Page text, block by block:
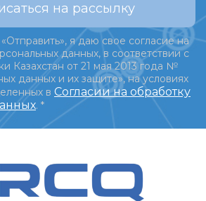
на рассылку
я даю свое согласие на
данных, в соответствии с
Казахстан от 21 мая 2013 года №
данных и их защите», на условиях
в Согласии на обработку
. *